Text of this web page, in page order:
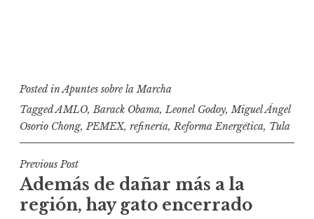
Posted inApuntes sobre la Marcha
TaggedAMLO,Barack Obama,Leonel Godoy,Miguel Ángel
Osorio Chong, PEMEX, refinería, Reforma Energética, Tula
N
a
v
Previous Post
Además de dañar más a la
región, hay gato encerrado